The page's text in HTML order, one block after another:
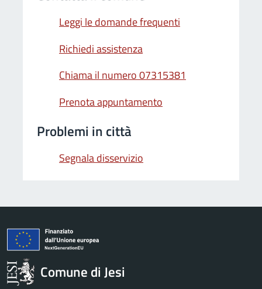
Leggi le domande frequenti
Richiedi assistenza
Chiama il numero 07315381
Prenota appuntamento
Problemi in città
Segnala disservizio
Comune di Jesi